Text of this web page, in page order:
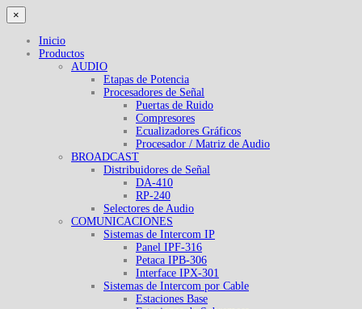
×
Inicio
Productos
AUDIO
Etapas de Potencia
Procesadores de Señal
Puertas de Ruido
Compresores
Ecualizadores Gráficos
Procesador / Matriz de Audio
BROADCAST
Distribuidores de Señal
DA-410
RP-240
Selectores de Audio
COMUNICACIONES
Sistemas de Intercom IP
Panel IPF-316
Petaca IPB-306
Interface IPX-301
Sistemas de Intercom por Cable
Estaciones Base